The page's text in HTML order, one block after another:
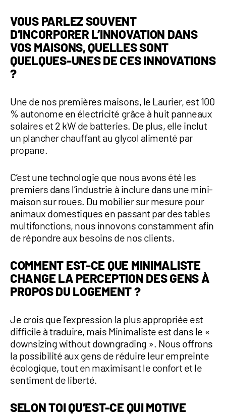
VOUS PARLEZ SOUVENT
D’INCORPORER L’INNOVATION DANS
VOS MAISONS, QUELLES SONT
QUELQUES-UNES DE CES INNOVATIONS
?
Une de nos premières maisons, le Laurier, est 100
% autonome en électricité grâce à huit panneaux
solaires et 2 kW de batteries. De plus, elle inclut
un plancher chauffant au glycol alimenté par
propane.
C’est une technologie que nous avons été les
premiers dans l’industrie à inclure dans une mini-
maison sur roues. Du mobilier sur mesure pour
animaux domestiques en passant par des tables
multifonctions, nous innovons constamment afin
de répondre aux besoins de nos clients.
COMMENT EST-CE QUE MINIMALISTE
CHANGE LA PERCEPTION DES GENS À
PROPOS DU LOGEMENT ?
Je crois que l’expression la plus appropriée est
difficile à traduire, mais Minimaliste est dans le «
downsizing without downgrading ». Nous offrons
la possibilité aux gens de réduire leur empreinte
écologique, tout en maximisant le confort et le
sentiment de liberté.
SELON TOI QU’EST-CE QUI MOTIVE